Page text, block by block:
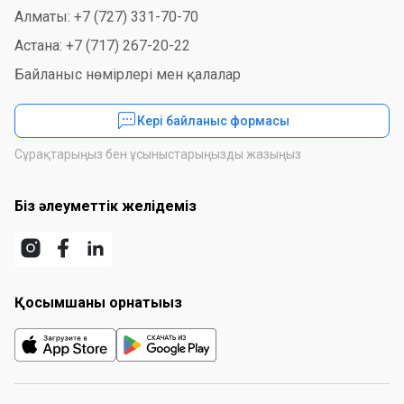
Алматы: +7 (727) 331-70-70
Астана: +7 (717) 267-20-22
Байланыс нөмірлері мен қалалар
Кері байланыс формасы
Сұрақтарыңыз бен ұсыныстарыңызды жазыңыз
Біз әлеуметтік желідеміз
Қосымшаны орнатыңыз